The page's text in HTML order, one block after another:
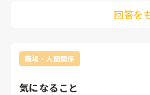
調べ、自分のお子さんが当
るとかは気になさらず、今ま
十分お母さん方の助けになる
回答を
職場・人間関係
気になること